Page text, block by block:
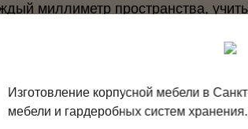
миллиметр пространства,
3-х
для
с
Более
Изготовление корпусной мебели в
мебели и гардеробных систем хранения.